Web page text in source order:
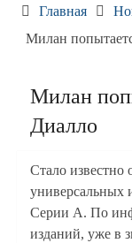
Главная
Милан
Милан
Диалло
Стало известно
универсальных
Серии A. По
изданий, уже в